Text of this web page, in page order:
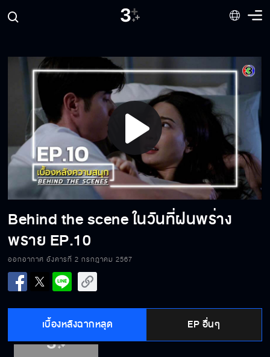
Play
Video
Behind the scene ในวันที่ฝนพร่าง
พราย EP.10
ออกอากาศ อังคารที่ 2 กรกฎาคม 2567
เบื้องหลังฉากหลุด EP อื่นๆ
Behind the scene ในวันที่ฝนพร่างพราย
Behind the scene ในวันที่ฝนพร่างพราย